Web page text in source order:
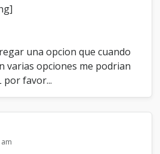
una opcion que cuando
varias opciones me podrian
por favor...